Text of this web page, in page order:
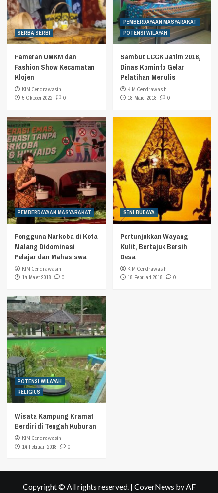
SERBA SERBI
Pameran UMKM dan
Fashion Show Kecamatan
Klojen
KIM Cendrawasih
5 Oktober 2022
0
PEMBERDAYAAN MASYARAKAT
POTENSI WILAYAH
Sambut LCCK Jatim 2018,
Dinas Kominfo Gelar
Pelatihan Menulis
KIM Cendrawasih
18 Maret 2018
0
PEMBERDAYAAN MASYARAKAT
Pengguna Narkoba di Kota
Malang Didominasi
Pelajar dan Mahasiswa
KIM Cendrawasih
14 Maret 2018
0
SENI BUDAYA
Pertunjukkan Wayang
Kulit, Bertajuk Bersih
Desa
KIM Cendrawasih
18 Februari 2018
0
POTENSI WILAYAH
RELIGIUS
Wisata Kampung Kramat
Berdiri di Tengah Kuburan
KIM Cendrawasih
14 Februari 2018
0
Copyright © All rights reserved. | CoverNews by AF